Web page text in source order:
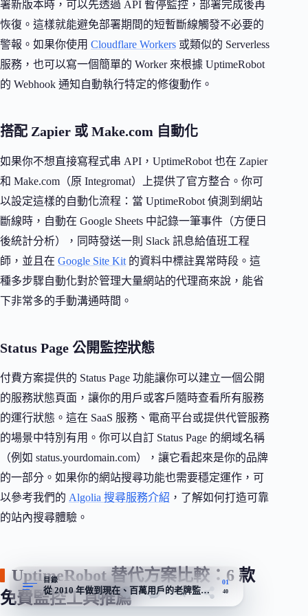
署新版本時，可以先透過 API 暫停監控，部署完成後再
恢復。這樣就能避免部署期間的短暫斷線觸發不必要的
警報。如果你使用 Cloudflare Workers 或類似的 Serverless
服務，也可以寫一個簡單的 Worker 來根據 UptimeRobot
的 Webhook 通知自動執行特定的修復動作。
搭配 Zapier 或 Make.com 自動化
如果你不想直接寫程式串 API，UptimeRobot 也在 Zapier
和 Make.com（原 Integromat）上提供了官方整合。你可
以設定這樣的自動化流程：當 UptimeRobot 偵測到網站
斷線時，自動在 Google Sheets 中記錄一筆事件（方便日
後統計分析），同時發送一則 Slack 訊息給值班工程
師，並且在 Google Site Kit 的資料中標註異常時段。這
種多步驟自動化對於管理大量網站的代理商來說，能省
下非常多的手動溝通時間。
Status Page 公開監控狀態
付費方案提供的 Status Page 功能讓你可以建立一個公開
的服務狀態頁面，讓你的用戶或客戶隨時查看所有服務
的運行狀態。這在 SaaS 服務、電商平台或提供代管服務
的場景中特別有用。你可以自訂 Status Page 的網域名稱
（例如 status.yourdomain.com），讓它看起來是你的品牌
的一部分。如果你的網站搜尋功能也需要穩定運作，可
以參考我們的 Algolia 搜尋服務介紹 ，了解如何打造可靠
的站內搜尋體驗。
UptimeRobot 替代方案比較：6 款
免費監控工具推薦
目錄
從 2010 年做到現在、百萬用戶的老牌監控，靠的是多節點輪詢
01
40